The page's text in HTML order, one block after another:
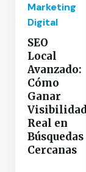
Marketing
Digital
SEO
Local
Avanzado:
Cómo
Ganar
Real en
Búsquedas
Cercanas